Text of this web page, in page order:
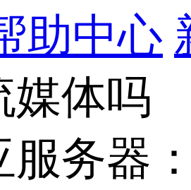
助中心
媒体吗
服务器